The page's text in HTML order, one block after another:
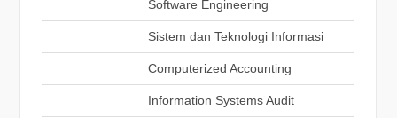
Software Engineering
Sistem dan Teknologi Informasi
Computerized Accounting
Information Systems Audit